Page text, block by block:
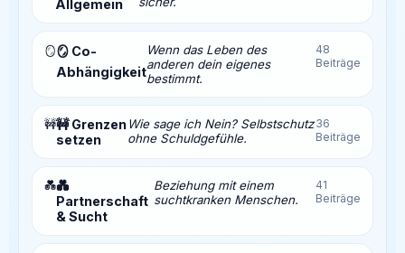
Allgemein
🪞🪞 Co-
Abhängigkeit
Wenn das Leben des
anderen dein eigenes
bestimmt.
48
Beiträge
🚧🚧 Grenzen
setzen
Wie sage ich Nein? Selbstschutz
ohne Schuldgefühle.
36
Beiträge
💑💑
Partnerschaft
& Sucht
Beziehung mit einem
suchtkranken Menschen.
41
Beiträge